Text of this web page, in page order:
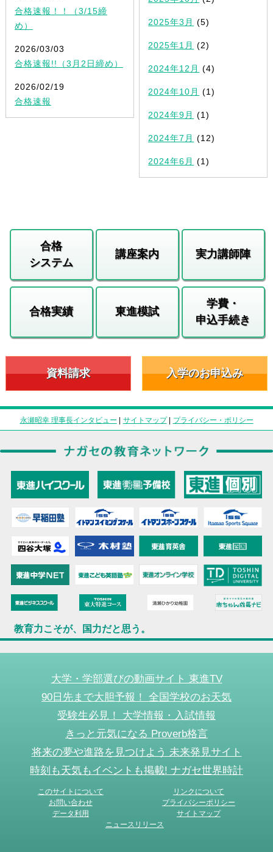
合格速報！！（3/15締
め）
2026/03/03
合格速報!!（3月2日締め）
2026/02/19
合格速報
2025年3月 (5)
2025年1月 (2)
2024年12月 (4)
2024年10月 (1)
2024年9月 (1)
2024年7月 (12)
2024年6月 (1)
合格
システム
講座案内 実力講師陣
合格実績 東進模試
学費・
申込手続き
資料請求 入学のお申込み
永瀬昭幸 理事長インタビュー | サイトマップ| プライバシー・ポリシー
教育力こそが、国力だと思う。
大学・学部選びの動画サイト 東進TV
90日先まで大胆予報！ 全国学校のお天気
受験生必見！ 大学情報・入試情報
きっと元気になる Proverb格言
将来の夢や進路を見つけよう 未来発見サイト
時刻も天気もイベントも掲載! ナガセ世界時計
このサイトについて
リンクについて
お問い合わせ
プライバシーポリシー
データ利用
サイトマップ
ニュースリリース